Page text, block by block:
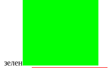
зелен